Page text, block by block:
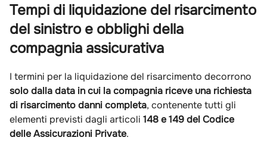
Tempi di liquidazione del risarcimento
del sinistro e obblighi della
compagnia assicurativa
I termini per la liquidazione del risarcimento decorrono
solo dalla data in cui la compagnia riceve una richiesta
di risarcimento danni completa, contenente tutti gli
elementi previsti dagli articoli 148 e 149 del Codice
delle Assicurazioni Private.